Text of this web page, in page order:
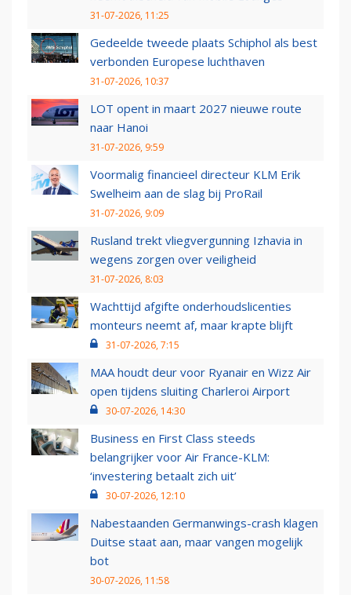
31-07-2026, 11:25
Gedeelde tweede plaats Schiphol als best
verbonden Europese luchthaven
31-07-2026, 10:37
LOT opent in maart 2027 nieuwe route
naar Hanoi
31-07-2026, 9:59
Voormalig financieel directeur KLM Erik
Swelheim aan de slag bij ProRail
31-07-2026, 9:09
Rusland trekt vliegvergunning Izhavia in
wegens zorgen over veiligheid
31-07-2026, 8:03
Wachttijd afgifte onderhoudslicenties
monteurs neemt af, maar krapte blijft
31-07-2026, 7:15
MAA houdt deur voor Ryanair en Wizz Air
open tijdens sluiting Charleroi Airport
30-07-2026, 14:30
Business en First Class steeds
belangrijker voor Air France-KLM:
‘investering betaalt zich uit’
30-07-2026, 12:10
Nabestaanden Germanwings-crash klagen
Duitse staat aan, maar vangen mogelijk
bot
30-07-2026, 11:58